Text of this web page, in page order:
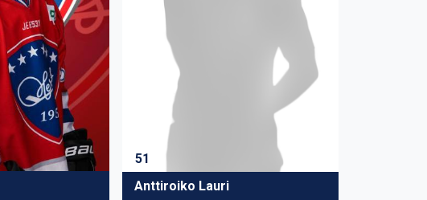
51
Anttiroiko Lauri